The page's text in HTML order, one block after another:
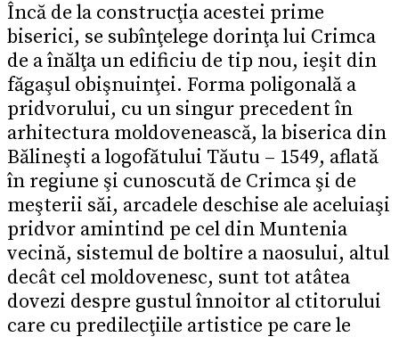
Încă de la construcţia acestei prime
biserici, se subînţelege dorinţa lui Crimca
de a înălţa un edificiu de tip nou, ieşit din
făgaşul obişnuinţei. Forma poligonală a
pridvorului, cu un singur precedent în
arhitectura moldovenească, la biserica din
Bălineşti a logofătului Tăutu – 1549, aflată
în regiune şi cunoscută de Crimca şi de
meşterii săi, arcadele deschise ale aceluiaşi
pridvor amintind pe cel din Muntenia
vecină, sistemul de boltire a naosului, altul
decât cel moldovenesc, sunt tot atâtea
dovezi despre gustul înnoitor al ctitorului
care cu predilecţiile artistice pe care le